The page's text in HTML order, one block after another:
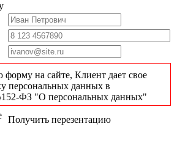
форму на сайте, Клиент дает свое
персональных данных в
ФЗ "О персональных данных"
Получить перезентацию